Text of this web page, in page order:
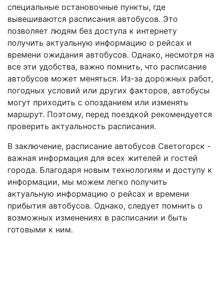
специальные остановочные пункты, где
вывешиваются расписания автобусов. Это
позволяет людям без доступа к интернету
получить актуальную информацию о рейсах и
времени ожидания автобусов. Однако, несмотря на
все эти удобства, важно помнить, что расписание
автобусов может меняться. Из-за дорожных работ,
погодных условий или других факторов, автобусы
могут приходить с опозданием или изменять
маршрут. Поэтому, перед поездкой рекомендуется
проверить актуальность расписания.
В заключение, расписание автобусов Светогорск -
важная информация для всех жителей и гостей
города. Благодаря новым технологиям и доступу к
информации, мы можем легко получить
актуальную информацию о рейсах и времени
прибытия автобусов. Однако, следует помнить о
возможных изменениях в расписании и быть
готовыми к ним.